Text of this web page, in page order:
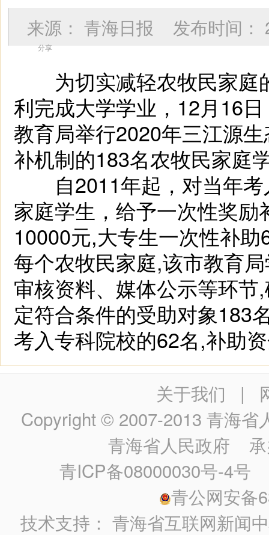
来源： 青海日报 发布时间：
分享
为切实减轻农牧民家庭
利完成大学学业，12月16
教育局举行2020年三江源
补机制的183名农牧民家庭
自2011年起，对当年考
家庭学生，给予一次性奖
10000元,大专生一次性补
每个农牧民家庭,该市教育
审核资料、媒体公示等环
定符合条件的受助对象183
考入专科院校的62名,补助
关于我们 |
Copyright © 2007-2013 青海省
青海省人民政府 承
青ICP备08000030号-4号
青公网安备
技术支持： 青海省互联网新闻